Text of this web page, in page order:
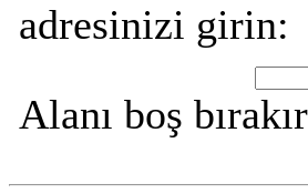
adresinizi girin:
Alanı boş